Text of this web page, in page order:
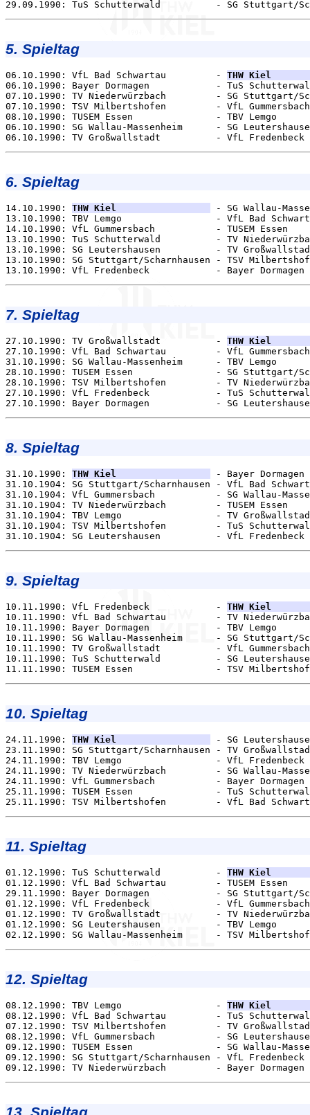
5. Spieltag
06.10.1990: VfL Bad Schwartau         - THW
06.10.1990: Bayer Dormagen            - TuS
07.10.1990: TV Niederwürzbach         - SG
07.10.1990: TSV Milbertshofen         - VfL
08.10.1990: TUSEM Essen               - TBV
06.10.1990: SG Wallau-Massenheim      - SG
6. Spieltag
14.10.1990: THW Kiel
- SG Wallau-
13.10.1990: TBV Lemgo                 - VfL Bad
14.10.1990: VfL Gummersbach           -
13.10.1990: TuS Schutterwald          - TV
13.10.1990: SG Leutershausen          - TV
13.10.1990: SG Stuttgart/Scharnhausen - TSV
7. Spieltag
27.10.1990: TV Großwallstadt          - THW
27.10.1990: VfL Bad Schwartau         - VfL
31.10.1990: SG Wallau-Massenheim      - TBV
28.10.1990: TUSEM Essen               - SG
28.10.1990: TSV Milbertshofen         - TV
27.10.1990: VfL Fredenbeck            - TuS
8. Spieltag
31.10.1990: THW Kiel
- Bayer
31.10.1904: SG Stuttgart/Scharnhausen - VfL
31.10.1904: VfL Gummersbach           - SG
31.10.1904: TV Niederwürzbach         -
31.10.1904: TBV Lemgo                 - TV
31.10.1904: TSV Milbertshofen         - TuS
9. Spieltag
10.11.1990: VfL Fredenbeck            - THW
10.11.1990: VfL Bad Schwartau         - TV
10.11.1990: Bayer Dormagen            - TBV
10.11.1990: SG Wallau-Massenheim      - SG
10.11.1990: TV Großwallstadt          - VfL
10.11.1990: TuS Schutterwald          - SG
10. Spieltag
24.11.1990: THW Kiel
- SG
23.11.1990: SG Stuttgart/Scharnhausen - TV
24.11.1990: TBV Lemgo                 - VfL
24.11.1990: TV Niederwürzbach         - SG
24.11.1990: VfL Gummersbach           - Bayer
25.11.1990: TUSEM Essen               - TuS
11. Spieltag
01.12.1990: TuS Schutterwald          - THW
01.12.1990: VfL Bad Schwartau         - TUSEM
29.11.1990: Bayer Dormagen            - SG
01.12.1990: VfL Fredenbeck            - VfL
01.12.1990: TV Großwallstadt          - TV
01.12.1990: SG Leutershausen          - TBV
12. Spieltag
08.12.1990: TBV Lemgo                 - THW
08.12.1990: VfL Bad Schwartau         - TuS
07.12.1990: TSV Milbertshofen         - TV
08.12.1990: VfL Gummersbach           - SG
09.12.1990: TUSEM Essen               - SG
09.12.1990: SG Stuttgart/Scharnhausen - VfL